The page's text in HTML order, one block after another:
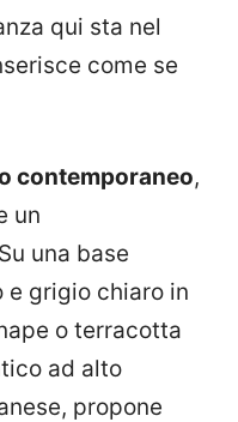
qui sta nel
come se
contemporaneo,
un
una base
grigio chiaro in
o terracotta
ad alto
propone